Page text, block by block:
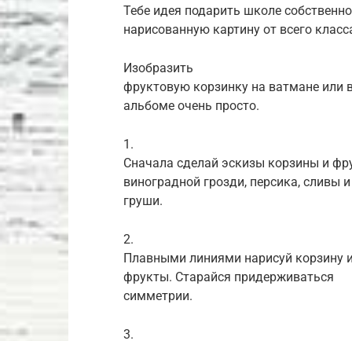
Тебе идея подарить школе
нарисованную картину от всего
Изобразить
фруктовую корзинку на ватмане или
альбоме очень просто.
1.
Сначала сделай эскизы корзины и
виноградной грозди, персика, сливы и
груши.
2.
Плавными линиями нарисуй корзину и
фрукты. Старайся придерживаться
симметрии.
3.